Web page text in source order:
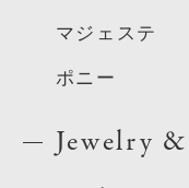
マジェステ
ポニー
Jewelry